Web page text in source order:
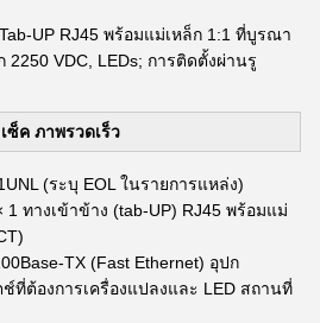
UP RJ45 พร้อมแม่เหล็ก 1:1 ที่บูรณา
2250 VDC, LEDs; การติดตั้งผ่านรู
ซ็ค ภาพรวดเร็ว
(ระบุ EOL ในรายการแหล่ง)
1 ทางเข้าข้าง (tab-UP) RJ45 พร้อมแม่
TX (Fast Ethernet) อุปก
ที่ต้องการเครื่องแปลงและ LED สถานที่